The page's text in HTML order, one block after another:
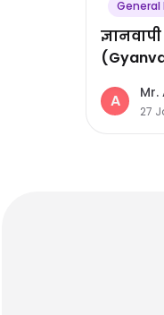
General
A
27